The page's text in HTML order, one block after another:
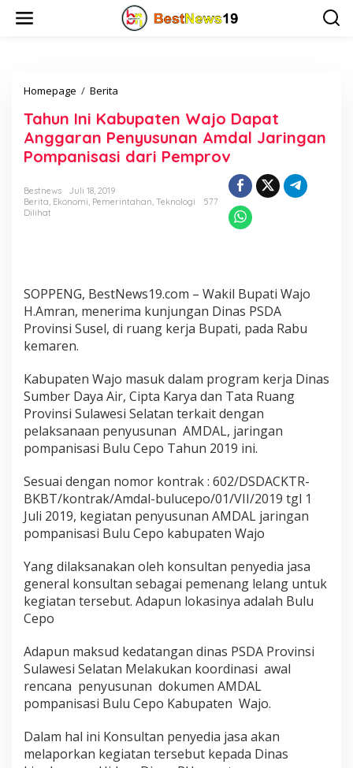
Homepage / Berita
h
u
n
I
K
t
e
n
W
o
D
a
p
a
t
g
g
a
r
P
e
n
s
u
n
a
n
d
a
Tahun Ini Kabupaten Wajo Dapat
Anggaran Penyusunan Amdal Jaringan
Pompanisasi dari Pemprov
Bestnews
Juli 18, 2019
Berita, Ekonomi, Pemerintahan, Teknologi
577
Dilihat
SOPPENG, BestNews19.com – Wakil Bupati Wajo
H.Amran, menerima kunjungan Dinas PSDA
Provinsi Susel, di ruang kerja Bupati, pada Rabu
kemaren.
Kabupaten Wajo masuk dalam program kerja Dinas
Sumber Daya Air, Cipta Karya dan Tata Ruang
Provinsi Sulawesi Selatan terkait dengan
pelaksanaan penyusunan AMDAL, jaringan
pompanisasi Bulu Cepo Tahun 2019 ini.
Sesuai dengan nomor kontrak : 602/DSDACKTR-
BKBT/kontrak/Amdal-bulucepo/01/VII/2019 tgl 1
Juli 2019, kegiatan penyusunan AMDAL jaringan
pompanisasi Bulu Cepo kabupaten Wajo
Yang dilaksanakan oleh konsultan penyedia jasa
general konsultan sebagai pemenang lelang untuk
kegiatan tersebut. Adapun lokasinya adalah Bulu
Cepo
Adapun maksud kedatangan dinas PSDA Provinsi
Sulawesi Selatan Melakukan koordinasi awal
rencana penyusunan dokumen AMDAL
pompanisasi Bulu Cepo Kabupaten Wajo.
Dalam hal ini Konsultan penyedia jasa akan
melaporkan kegiatan tersebut kepada Dinas